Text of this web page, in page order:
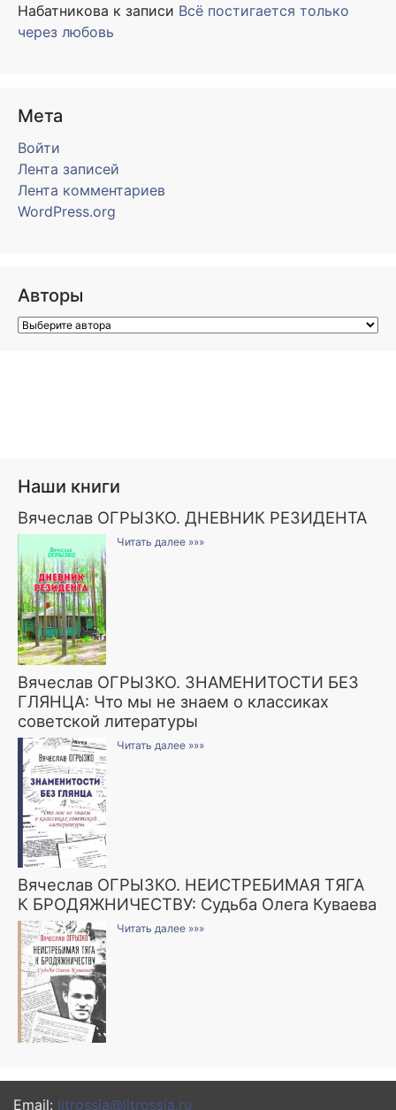
Набатникова к записи Всё постигается только
через любовь
Мета
Войти
Лента записей
Лента комментариев
WordPress.org
Авторы
Наши книги
Вячеслав ОГРЫЗКО. ДНЕВНИК РЕЗИДЕНТА
Читать далее »»»
Вячеслав ОГРЫЗКО. ЗНАМЕНИТОСТИ БЕЗ
ГЛЯНЦА: Что мы не знаем о классиках
советской литературы
Читать далее »»»
Вячеслав ОГРЫЗКО. НЕИСТРЕБИМАЯ ТЯГА
К БРОДЯЖНИЧЕСТВУ: Судьба Олега Куваева
Читать далее »»»
Email: litrossia@litrossia.ru